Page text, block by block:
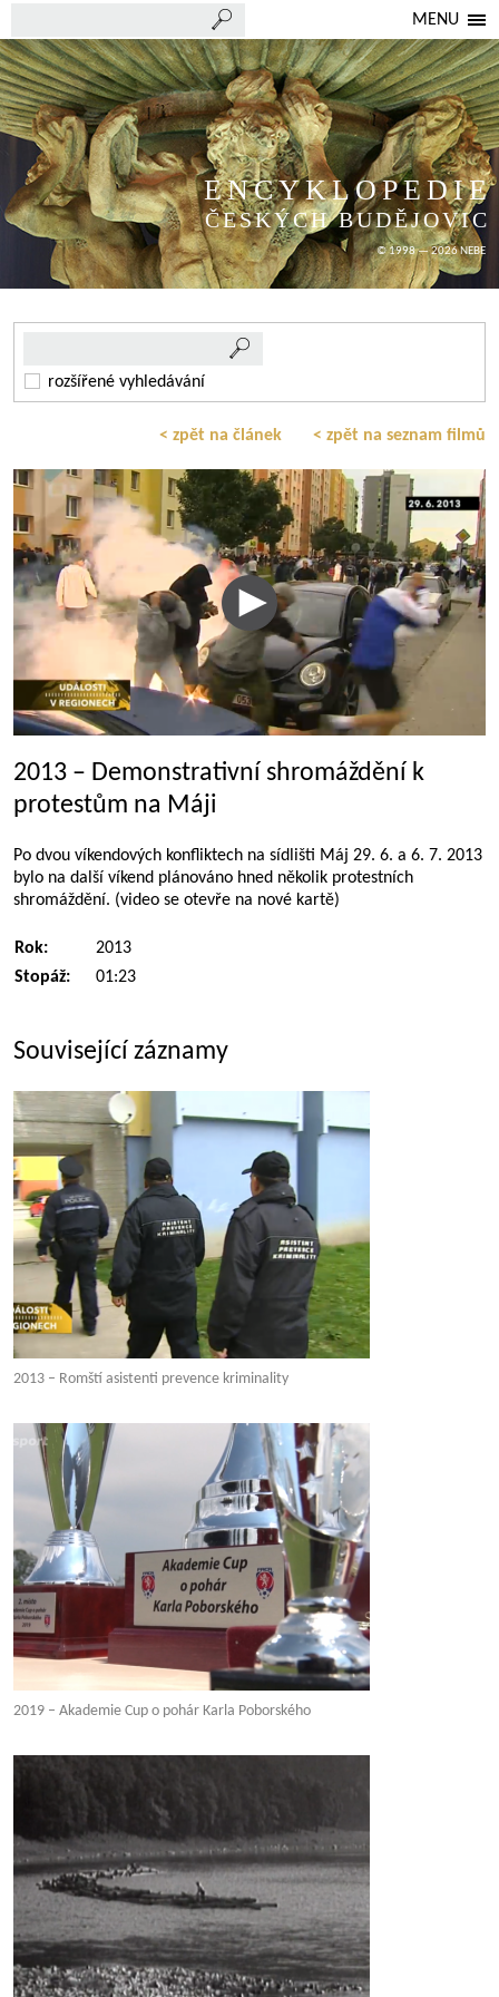
MENU
ENCYKLOPEDIE
ČESKÝCH BUDĚJOVIC
© 1998 — 2026 NEBE
rozšířené vyhledávání
< zpět na článek < zpět na seznam filmů
2013 – Demonstrativní shromáždění k
protestům na Máji
Po dvou víkendových konfliktech na sídlišti Máj 29. 6. a 6. 7. 2013
bylo na další víkend plánováno hned několik protestních
shromáždění. (video se otevře na nové kartě)
Rok:
2013
Stopáž:
01:23
Související záznamy
2013 – Romští asistenti prevence kriminality
2019 – Akademie Cup o pohár Karla Poborského